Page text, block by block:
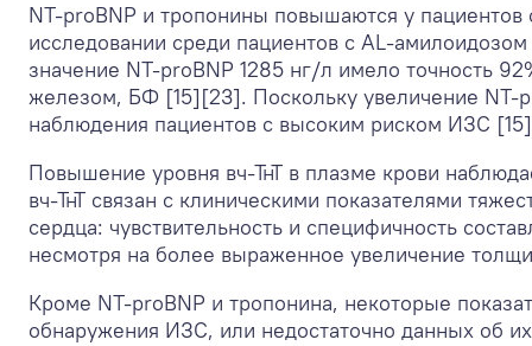
NT-proBNP и тропонины повышаются у
исследовании среди пациентов с AL-
значение NT-proBNP 1285 нг/л имело точность
железом, БФ [15][23]. Поскольку увеличение NT-
наблюдения пациентов с высоким риском ИЗС
Повышение уровня вч-ТнТ в плазме крови
вч-ТнТ связан с клиническими показателями
сердца: чувствительность и специфичность
несмотря на более выраженное увеличение
Кроме NT-proBNP и тропонина, некоторые
обнаружения ИЗС, или недостаточно данных об